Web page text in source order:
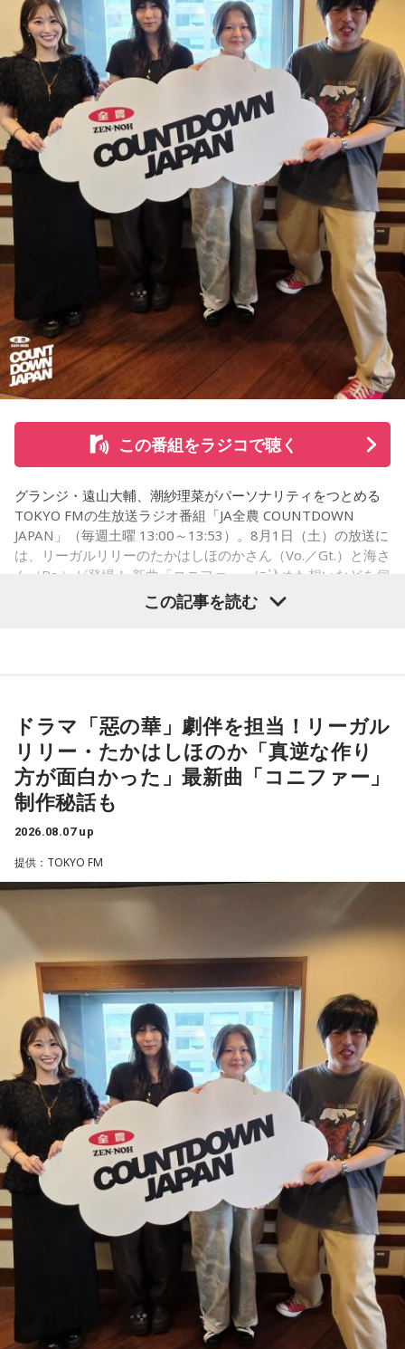
から1にするときに、心のなかで薪をくべて火種を燃やしてい
く。そして、風が吹いてめちゃめちゃ燃えていくみたいな。
そういったものを絶やさずに「自分だけでやっていくぞ！」
みたいな気持ちと、私がお家で音楽を作っているとき
の……“色”かな？ その色がすごく一致している部分があったの
で、今回はアニメのエンディングテーマとして曲を書かせて
もらったんですけど、結構パーソナルな部分が出た作品にな
りました。
遠山：自分自身の内面をすごく辿って探っている曲ですよ
ほのか：はい。私は「自分自身を分かってみたい」という気
持ちで作品を作っていて、もしかしたら皆さんも何かを作る
ときって、自分自身を分かってみたいから作るんじゃないか
なと思って、そういう曲を作りました。
遠山：海ちゃんはどうですか？
海：アニメでは、マンガ大好きな女の子が、同人誌とかを売
て、そこから自分で描き始めるんですけど、それが私自身の
音楽体験とすごくつながっていて。
「あ、自分もバンドできるんだ」みたいな、そういうときの
ワクワク感のようなものが、いろんな不安や葛藤を飛び越え
ちゃうみたいな、そういうバイタリティのある曲だなと思い
ます。歌詞は自分と向き合っている部分も結構あるんですけ
ど、音像がかなり爽やかなので、そういうものを飛び越えて
いくような“若さ”をすごく感じました。
----------------------------------------------------
この日の放送をradikoタイムフリーで聴く
※放送エリア外の方は、プレミアム会員の登録でご利用いた
だけます。
----------------------------------------------------
＜番組概要＞
番組名：JA全農 COUNTDOWN JAPAN
放送エリア：TOKYO FMをはじめとする、JFN全国38局ネッ
ト
パーソナリティ：遠山大輔（グランジ）、潮紗理菜
番組Webサイト：
https://www.tfm.co.jp/countdownjapan/
番組公式X：@JA_CDJ
松尾：「みんなでたくさん遊んだ！」というわけではないん
ですけど、全員との絆がすごく深まった気がして。ギュッと
し合ったり、一緒に食べ物を食べたり、常に笑い合っていた
り、すごく関係性が深まりました。
山下：いいな～。ステージ上でも、それがめっちゃ分かっ
た。
松尾：えー！ 本当ですか？
山下：すごく伝わった！
パーソナリティの山下葉留花
山下：しかも、今回のライブの演出がすごく良かったじゃ
ん？
松尾：はい。
山下：そのなかでも、一人ひとりが光っているのは当然なん
だけど、みんなで通じ合っている感じがすごくした。
松尾：うれしいです、ありがとうございます！
パーソナリティの山下葉留花と松尾桜
----------------------------------------------------
＜番組概要＞
番組名：ローソン presents 日向坂46のほっとひといき！
パーソナリティ：日向坂46（髙橋未来虹、藤嶌果歩、山下葉
留花、松尾桜）
番組Webサイト：
番組公式X：@hot_hitoiki46
この番組をラジコで聴く
グランジ・遠山大輔、潮紗理菜がパーソナリティをつとめる
TOKYO FMの生放送ラジオ番組「JA全農 COUNTDOWN
JAPAN」（毎週土曜 13:00～13:53）。8月1日（土）の放送に
は、リーガルリリーのたかはしほのかさん（Vo.／Gt.）と海さ
ん（Ba.）が登場！ 新曲「コニファー」に込めた想いなどを伺
◆“真逆な作り方”で楽曲制作
リーガルリリーは高校在学時から注目を集め、国内大型ロッ
クフェスにも多数出演するだけでなく、アメリカで開催され
た世界最大級の音楽フェスティバル「SXSW（サウス・バイ・
サウスウエスト）」の出演や中国ツアーの開催など、海外で
のライブも経験。そのほか、2019年公開の映画「惡の華」で
は主題歌と劇中歌を担当し、今年4月から放送されたテレビド
ラマ版「惡の華」では、たかはしほのかさんが劇伴を担当。
そして、今秋には初のアジアツアーの開催が決定していま
す。
遠山：僕は「惡の華」が好きで、（テレビドラマ版ではW主
演の）あのちゃんと鈴木福くんがめちゃくちゃ素晴らしかっ
たですけど、そういうドラマの音楽って、どう作っていく
の？
ほのか：私も今回初めて関わらせてもらったんですけど、今
まで作ってきたライブでやる曲やバンドでやる曲の作り方と
は全然違って……ドラマの映像にいかに没頭させるかが重要と
いうか。リーガルリリーでは、音楽を聴いてほしくて作って
いるんですけれど、ドラマの音楽は、映像を観てもらわない
といけないので、逆に聴いてもらったらダメなんですよ。だ
から、音楽を通して真逆な作り方を体験できて、めちゃめち
ゃ面白かったです。
（左から）たかはしほのかさん、海さん
この記事を読む
ドラマ「惡の華」劇伴を担当！リーガル
リリー・たかはしほのか「真逆な作り
方が面白かった」最新曲「コニファー」
制作秘話も
2026.08.07 up
提供：TOKYO FM